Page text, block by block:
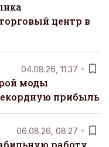
центр в
04.08.26, 11:37
моды
прибыль
06.08.26, 08:27
работу